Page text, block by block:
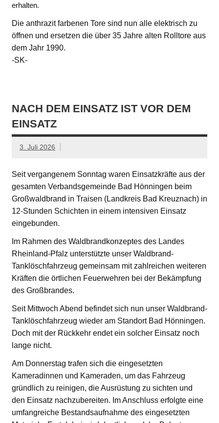
erhalten.
Die anthrazit farbenen Tore sind nun alle elektrisch zu
öffnen und ersetzen die über 35 Jahre alten Rolltore aus
dem Jahr 1990.
-SK-
NACH DEM EINSATZ IST VOR DEM
EINSATZ
3. Juli 2026
Seit vergangenem Sonntag waren Einsatzkräfte aus der
gesamten Verbandsgemeinde Bad Hönningen beim
Großwaldbrand in Traisen (Landkreis Bad Kreuznach) in
12-Stunden Schichten in einem intensiven Einsatz
eingebunden.
Im Rahmen des Waldbrandkonzeptes des Landes
Rheinland-Pfalz unterstützte unser Waldbrand-
Tanklöschfahrzeug gemeinsam mit zahlreichen weiteren
Kräften die örtlichen Feuerwehren bei der Bekämpfung
des Großbrandes.
Seit Mittwoch Abend befindet sich nun unser Waldbrand-
Tanklöschfahrzeug wieder am Standort Bad Hönningen.
Doch mit der Rückkehr endet ein solcher Einsatz noch
lange nicht.
Am Donnerstag trafen sich die eingesetzten
Kameradinnen und Kameraden, um das Fahrzeug
gründlich zu reinigen, die Ausrüstung zu sichten und
den Einsatz nachzubereiten. Im Anschluss erfolgte eine
umfangreiche Bestandsaufnahme des eingesetzten